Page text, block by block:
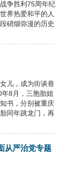
争胜利75周年纪
界热爱和平的人
硝烟弥漫的历史
儿，成为街谈巷
8月，三胞胎姐
书，分别被重庆
同年跳龙门，再
从严治党专题